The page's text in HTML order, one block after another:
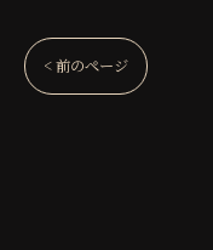
< 前のページ